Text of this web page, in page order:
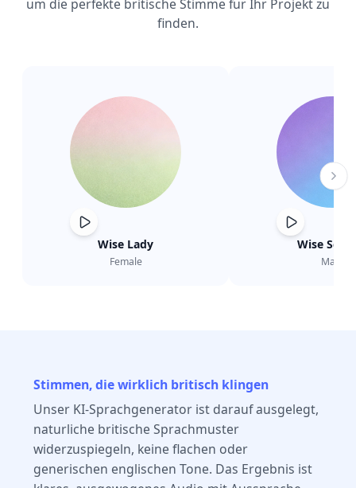
um die perfekte britische Stimme fur Ihr Projekt zu
finden.
Wise Lady
Female
Wise
Male
Stimmen, die wirklich britisch klingen
Unser KI-Sprachgenerator ist darauf ausgelegt,
naturliche britische Sprachmuster
widerzuspiegeln, keine flachen oder
generischen englischen Tone. Das Ergebnis ist